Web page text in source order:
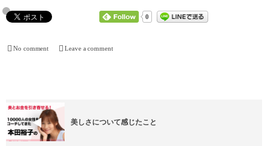
0
No comment Leave a comment
美しさについて感じたこと